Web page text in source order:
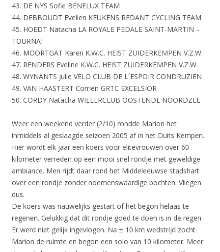
43. DE NYS Sofie BENELUX TEAM
44. DEBBOUDT Evelien KEUKENS REDANT CYCLING TEAM
45. HOEDT Natacha LA ROYALE PEDALE SAINT-MARTIN –
TOURNAI
46. MOORTGAT Karen K.W.C. HEIST ZUIDERKEMPEN V.Z.W.
47. RENDERS Eveline K.W.C. HEIST ZUIDERKEMPEN V.Z.W.
48. WYNANTS Julie VELO CLUB DE L´ESPOIR CONDRUZIEN
49. VAN HAASTERT Corrien GRTC EXCELSIOR
50. CORDY Natacha WIELERCLUB OOSTENDE NOORDZEE
Weer een weekend verder (2/10) rondde Marion het
inmiddels al geslaagde seizoen 2005 af in het Duits Kempen.
Hier wordt elk jaar een koers voor elitevrouwen over 60
kilometer verreden op een mooi snel rondje met geweldige
ambiance. Men rijdt daar rond het Middeleeuwse stadshart
over een rondje zonder noemenswaardige bochten. Vliegen
dus.
De koers was nauwelijks gestart of het begon helaas te
regenen. Gelukkig dat dit rondje goed te doen is in de regen.
Er werd niet gelijk ingevlogen. Na ± 10 km wedstrijd zocht
Marion de ruimte en begon een solo van 10 kilometer. Meer